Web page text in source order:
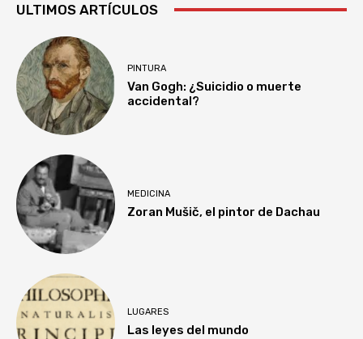
ULTIMOS ARTÍCULOS
PINTURA
Van Gogh: ¿Suicidio o muerte
accidental?
MEDICINA
Zoran Mušič, el pintor de Dachau
LUGARES
Las leyes del mundo